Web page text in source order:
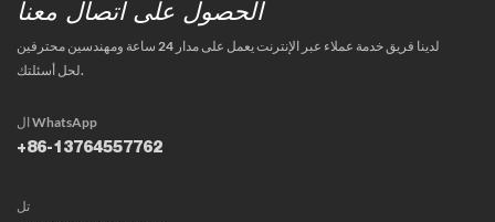
الحصول على اتصال معنا
لدينا فريق خدمة عملاء عبر الإنترنت يعمل على مدار 24 ساعة ومهندسين محترفين
لحل أسئلتك.
ال WhatsApp
+86-13764557762
تل